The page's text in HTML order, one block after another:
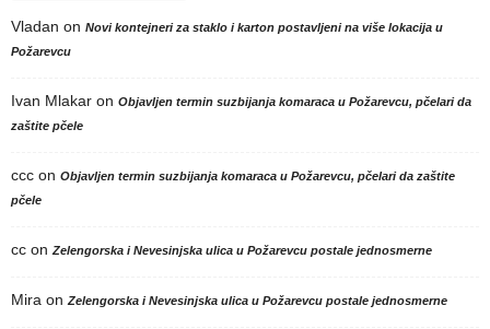
Vladan on Novi kontejneri za staklo i karton postavljeni na više lokacija u
Požarevcu
Ivan Mlakar on Objavljen termin suzbijanja komaraca u Požarevcu, pčelari da
zaštite pčele
ccc on Objavljen termin suzbijanja komaraca u Požarevcu, pčelari da zaštite
pčele
cc on Zelengorska i Nevesinjska ulica u Požarevcu postale jednosmerne
Mira on Zelengorska i Nevesinjska ulica u Požarevcu postale jednosmerne